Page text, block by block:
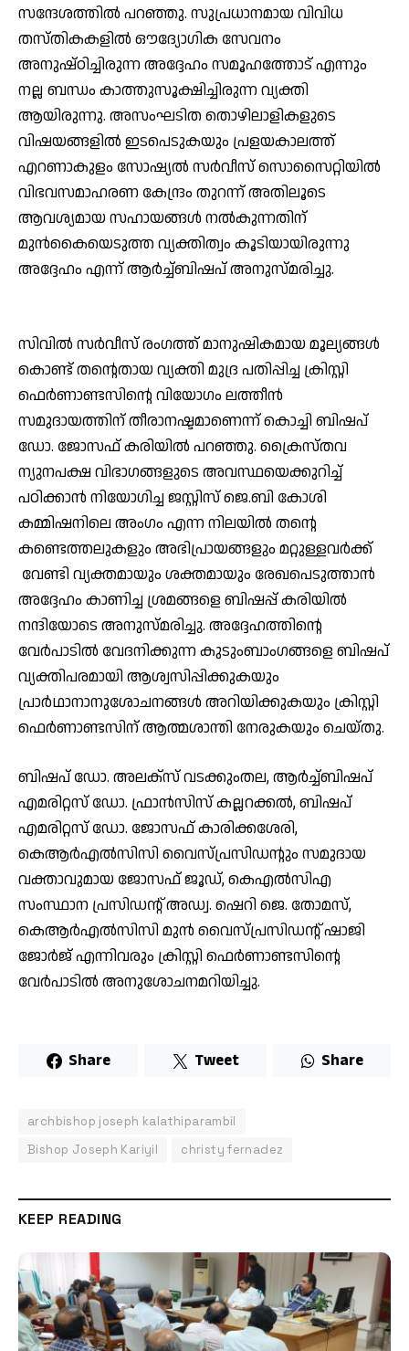
സന്ദേശത്തില്‍ പറഞ്ഞു. സുപ്രധാനമായ വിവിധ
തസ്തികകളില്‍ ഔദ്യോഗിക സേവനം
അനുഷ്ഠിച്ചിരുന്ന അദ്ദേഹം സമൂഹത്തോട് എന്നും
നല്ല ബന്ധം കാത്തുസൂക്ഷിച്ചിരുന്ന വ്യക്തി
ആയിരുന്നു. അസംഘടിത തൊഴിലാളികളുടെ
വിഷയങ്ങളില്‍ ഇടപെടുകയും പ്രളയകാലത്ത്
എറണാകുളം സോഷ്യല്‍ സര്‍വീസ് സൊസൈറ്റിയില്‍
വിഭവസമാഹരണ കേന്ദ്രം തുറന്ന് അതിലൂടെ
ആവശ്യമായ സഹായങ്ങള്‍ നല്‍കുന്നതിന്
മുന്‍കൈയെടുത്ത വ്യക്തിത്വം കൂടിയായിരുന്നു
അദ്ദേഹം എന്ന് ആര്‍ച്ച്ബിഷപ് അനുസ്മരിച്ചു.
സിവില്‍ സര്‍വീസ് രംഗത്ത് മാനുഷികമായ മൂല്യങ്ങള്‍
കൊണ്ട് തന്റെതായ വ്യക്തി മുദ്ര പതിപ്പിച്ച ക്രിസ്റ്റി
ഫെര്‍ണാണ്ടസിന്റെ വിയോഗം ലത്തീന്‍
സമുദായത്തിന് തീരാനഷ്ടമാണെന്ന് കൊച്ചി ബിഷപ്
ഡോ. ജോസഫ് കരിയില്‍ പറഞ്ഞു. ക്രൈസ്തവ
ന്യുനപക്ഷ വിഭാഗങ്ങളുടെ അവസ്ഥയെക്കുറിച്ച്
പഠിക്കാന്‍ നിയോഗിച്ച ജസ്റ്റിസ് ജെ.ബി കോശി
കമ്മിഷനിലെ അംഗം എന്ന നിലയില്‍ തന്റെ
കണ്ടെത്തലുകളും അഭിപ്രായങ്ങളും മറ്റുള്ളവര്‍ക്ക്
വേണ്ടി വ്യക്തമായും ശക്തമായും രേഖപെടുത്താന്‍
അദ്ദേഹം കാണിച്ച ശ്രമങ്ങളെ ബിഷപ്പ് കരിയില്‍
നന്ദിയോടെ അനുസ്മരിച്ചു. അദ്ദേഹത്തിന്റെ
വേര്‍പാടില്‍ വേദനിക്കുന്ന കുടുംബാംഗങ്ങളെ ബിഷപ്
വ്യക്തിപരമായി ആശ്വസിപ്പിക്കുകയും
പ്രാര്‍ഥാനാനുശോചനങ്ങള്‍ അറിയിക്കുകയും ക്രിസ്റ്റി
ഫെര്‍ണാണ്ടസിന് ആത്മശാന്തി നേരുകയും ചെയ്തു.
ബിഷപ് ഡോ. അലക്‌സ് വടക്കുംതല, ആര്‍ച്ച്ബിഷപ്
എമരിറ്റസ് ഡോ. ഫ്രാന്‍സിസ് കല്ലറക്കല്‍, ബിഷപ്
എമരിറ്റസ് ഡോ. ജോസഫ് കാരിക്കശേരി,
കെആര്‍എല്‍സിസി വൈസ്പ്രസിഡന്റും സമുദായ
വക്താവുമായ ജോസഫ് ജൂഡ്, കെഎല്‍സിഎ
സംസ്ഥാന പ്രസിഡന്റ് അഡ്വ. ഷെറി ജെ. തോമസ്,
കെആര്‍എല്‍സിസി മുന്‍ വൈസ്പ്രസിഡന്റ് ഷാജി
ജോര്‍ജ് എന്നിവരും ക്രിസ്റ്റി ഫെര്‍ണാണ്ടസിന്റെ
വേര്‍പാടില്‍ അനുശോചനമറിയിച്ചു.
Share Tweet Share
archbishop joseph kalathiparambil
Bishop Joseph Kariyil
christy fernadez
KEEP READING